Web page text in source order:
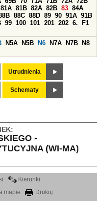
81A 81B 82A 82B 83 84A
88C 88D 89 90 91A 91B
99 100 101 201 202 6.
F1
N5A N5B N6 N7A N7B
N8
Utrudnienia
Schematy
-
(WI-MA)
Kierunki
mapie
Drukuj